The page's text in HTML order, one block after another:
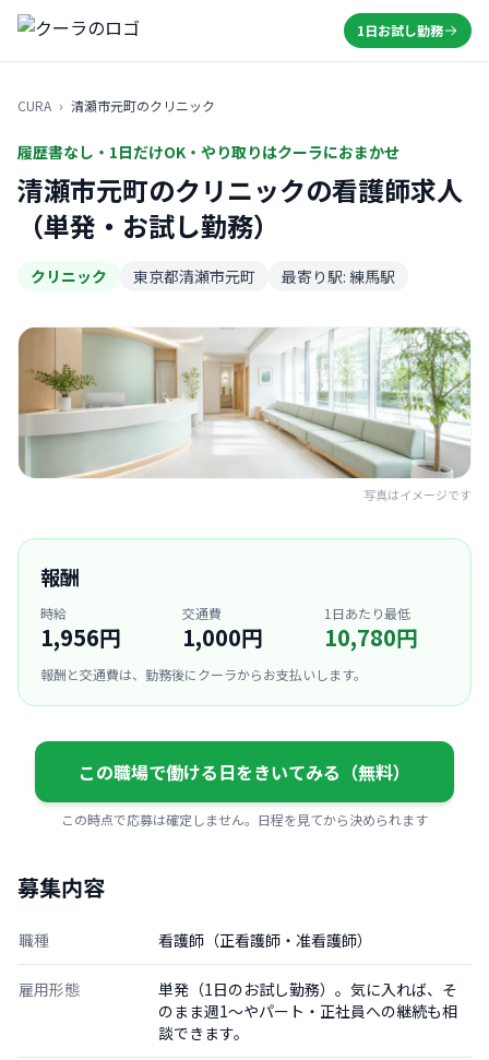
1日お試し勤務
CURA › 清瀬市元町のクリニック
履歴書なし・1日だけOK・やり取りはクーラにおまかせ
清瀬市元町のクリニックの看護師求人
（単発・お試し勤務）
クリニック 東京都清瀬市元町 最寄り駅: 練馬駅
写真はイメージです
報酬
時給
1,956円
交通費
1,000円
1日あたり最低
10,780円
報酬と交通費は、勤務後にクーラからお支払いします。
この職場で働ける日をきいてみる（無料）
この時点で応募は確定しません。日程を見てから決められます
募集内容
職種 看護師（正看護師・准看護師）
雇用形態
単発（1日のお試し勤務）。気に入れば、そ
のまま週1〜やパート・正社員への継続も相
談できます。